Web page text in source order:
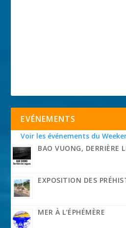
EVÉNEMENTS
Voir les événements du
BAO VUONG, DERRIÈRE
EXPOSITION DES
MER À L’ÉPHÉMÈRE